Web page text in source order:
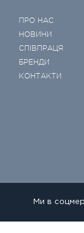
ПРО НАС
НОВИНИ
СПІВПРАЦЯ
БРЕНДИ
КОНТАКТИ
Ми в